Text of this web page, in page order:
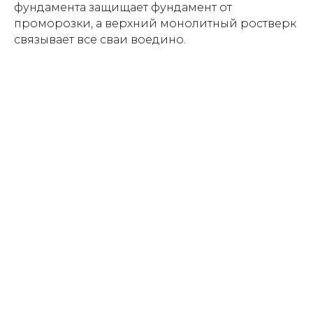
фундамента защищает фундамент от
проморозки, а верхний монолитный ростверк
связывает все сваи воедино.